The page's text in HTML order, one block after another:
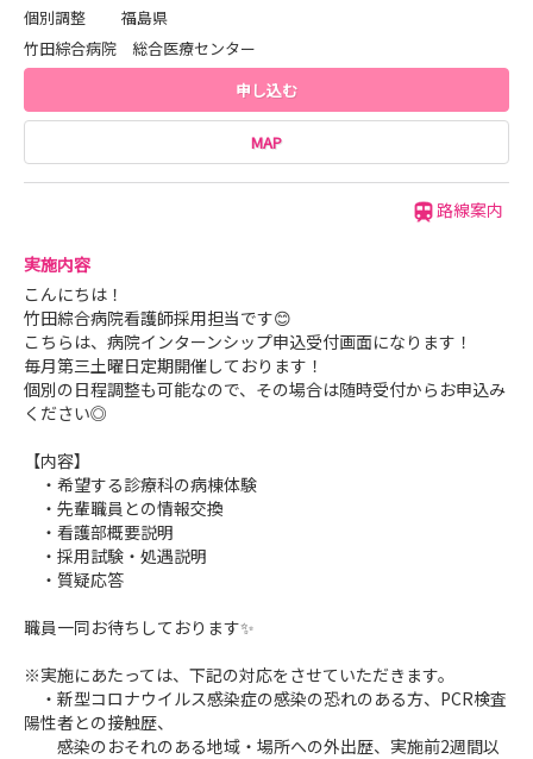
る看護を提供し、地域の方の保健・医療・福祉 に貢献～
■福島県会津地方において、急性期医療、救急、周産期、
小児、精神、リハビリなどの中核病院として地域の方々の
期待に応えるべくソフト、ハードの充実を図っています。
■これまでの三交替勤務から、病棟の特性に合わせて二交
替勤務へ移行するなど、看護職の働き方改革を推進してい
■財団施設には竹田綜合病院の他に外来専門の山鹿クリニ
ック、療養型病院の芦ノ牧温泉病院、老健のエミネンス芦
ノ牧、介護部門などが連携し、質の高い保健、医療、福祉
の機能を提供しています。
■主な指定
地域医療支援病院
地域周産期母子医療センター
地域リハビリテーション広域支援センター
地域がん診療連携拠点病院
臨床研修指定病院
個別調整
福島県
竹田綜合病院 総合医療センター
申し込む
MAP
路線案内
実施内容
こんにちは！
竹田綜合病院看護師採用担当です😊
こちらは、病院インターンシップ申込受付画面になります！
毎月第三土曜日定期開催しております！
個別の日程調整も可能なので、その場合は随時受付からお申込み
ください◎
【内容】
・希望する診療科の病棟体験
・先輩職員との情報交換
・看護部概要説明
・採用試験・処遇説明
・質疑応答
職員一同お待ちしております✨
※実施にあたっては、下記の対応をさせていただきます。
・新型コロナウイルス感染症の感染の恐れのある方、PCR検査
陽性者との接触歴、
感染のおそれのある地域・場所への外出歴、実施前2週間以